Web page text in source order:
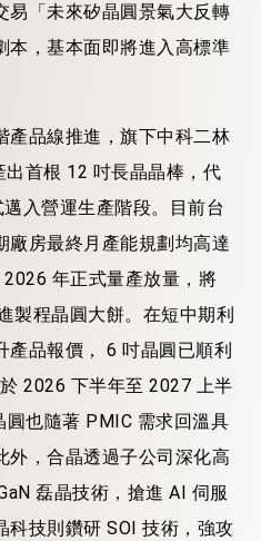
易「未來矽晶圓景氣大反轉
本，基本面即將進入高標準
產品線推進，旗下中科二林
首根 12 吋長晶晶棒，代
入營運生產階段。目前台
廠房最終月產能規劃均高達
年正式量產放量，將
製程晶圓大餅。在短中期利
品報價， 6 吋晶圓已順利
2026 下半年至 2027 上半
也隨著 PMIC 需求回溫具
外，合晶透過子公司深化高
磊晶技術，搶進 AI 伺服
科技則鑽研 SOI 技術，強攻